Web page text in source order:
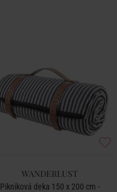
WANDERLUST
Pikniková deka 150 x 200 cm -